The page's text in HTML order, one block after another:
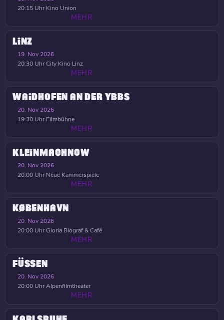
20:15 Uhr Kino Union
MEHR
LINZ
19. Nov 2026
20:30 UhrCity Kino Linz
MEHR
WAIDHOFEN AN DER YBBS
20. Nov 2026
19:30 Uhr Filmbühne
MEHR
KLEINMACHNOW
20. Nov 2026
20:00 Uhr Neue Kammerspiele
MEHR
KØBENHAVN
20. Nov 2026
20:00 UhrGloria Biograf & Café
MEHR
FÜSSEN
20. Nov 2026
20:00 UhrAlpenfilmtheater
MEHR